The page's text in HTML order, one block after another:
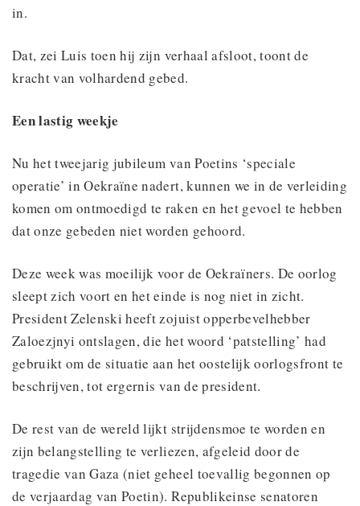
in.
Dat, zei Luis toen hij zijn verhaal afsloot, toont de
kracht van volhardend gebed.
Een lastig weekje
Nu het tweejarig jubileum van Poetins ‘speciale
operatie’ in Oekraïne nadert, kunnen we in de verleiding
komen om ontmoedigd te raken en het gevoel te hebben
dat onze gebeden niet worden gehoord.
Deze week was moeilijk voor de Oekraïners. De oorlog
sleept zich voort en het einde is nog niet in zicht.
President Zelenski heeft zojuist opperbevelhebber
Zaloezjnyi ontslagen, die het woord ‘patstelling’ had
gebruikt om de situatie aan het oostelijk oorlogsfront te
beschrijven, tot ergernis van de president.
De rest van de wereld lijkt strijdensmoe te worden en
zijn belangstelling te verliezen, afgeleid door de
tragedie van Gaza (niet geheel toevallig begonnen op
de verjaardag van Poetin). Republikeinse senatoren